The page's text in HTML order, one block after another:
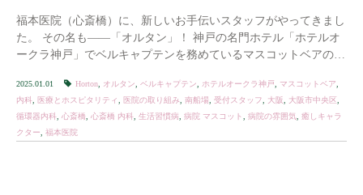
福本医院（心斎橋）に、新しいお手伝いスタッフがやってきまし
た。 その名も――「オルタン」！ 神戸の名門ホテル「ホテルオ
ークラ神戸」でベルキャプテンを務めているマスコットベアのオ
2025.01.01 Horton オルタン ベルキャプテン ホテルオークラ神戸 マスコットベア
内科
医療とホスピタリティ 医院の取り組み 南船場 受付スタッフ 大阪 大阪市中央区
循環器内科 心斎橋 心斎橋 内科 生活習慣病 病院 マスコット 病院の雰囲気 癒しキャラ
クター
福本医院